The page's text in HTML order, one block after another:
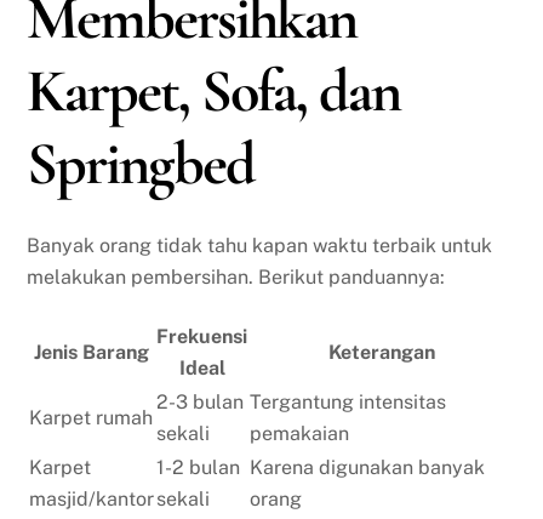
Membersihkan
Karpet, Sofa, dan
Springbed
Banyak orang tidak tahu kapan waktu terbaik untuk
melakukan pembersihan. Berikut panduannya:
Jenis Barang
Frekuensi
Ideal
Keterangan
Karpet rumah
2-3 bulan
sekali
Tergantung intensitas
pemakaian
Karpet
masjid/kantor
1-2 bulan
sekali
Karena digunakan banyak
orang